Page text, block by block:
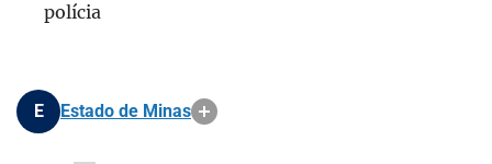
polícia
E Estado de Minas